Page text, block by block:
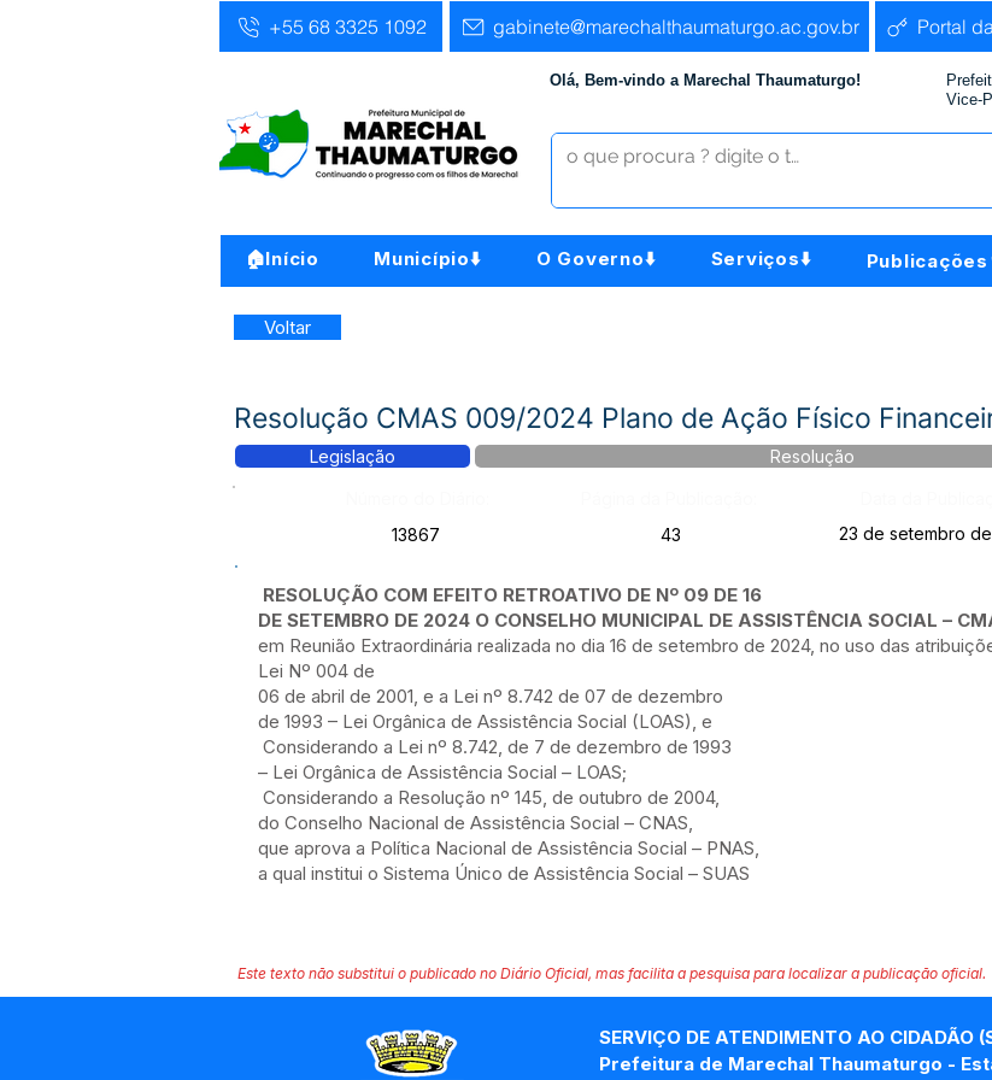
+55 68 3325 1092 gabinete@marechalthaumaturgo.ac.gov.br Portal
Olá, Bem-vindo a Marechal Thaumaturgo!
Vice-
🏠Início Município⬇️ O Governo⬇️ Serviços⬇️
Voltar
Resolução CMAS 009/2024 Plano de Ação Físico
Legislação Resolução
13867
43 23 de setembro
RESOLUÇÃO COM EFEITO RETROATIVO DE Nº 09 DE 16
DE SETEMBRO DE 2024 O CONSELHO MUNICIPAL DE ASSISTÊNCIA SOCIAL –
em Reunião Extraordinária realizada no dia 16 de setembro de 2024, no uso das
Lei Nº 004 de
06 de abril de 2001, e a Lei nº 8.742 de 07 de dezembro
de 1993 – Lei Orgânica de Assistência Social (LOAS), e
Considerando a Lei nº 8.742, de 7 de dezembro de 1993
– Lei Orgânica de Assistência Social – LOAS;
Considerando a Resolução nº 145, de outubro de 2004,
do Conselho Nacional de Assistência Social – CNAS,
que aprova a Política Nacional de Assistência Social – PNAS,
a qual institui o Sistema Único de Assistência Social – SUAS
Este texto não substitui o publicado no Diário Oficial, mas facilita a pesquisa para localizar a publicação oficial.
SERVIÇO DE ATENDIMENTO AO CIDADÃO
Prefeitura de Marechal Thaumaturgo -